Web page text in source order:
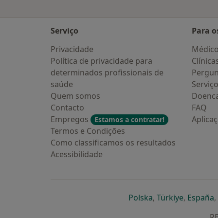
Serviço
Privacidade
Política de privacidade para
determinados profissionais de
saúde
Quem somos
Contacto
Empregos
Estamos a contratar!
Termos e Condições
Como classificamos os resultados
Acessibilidade
Para
FAQ
Polskaabre num novo
, Türkiyeabre
, España,